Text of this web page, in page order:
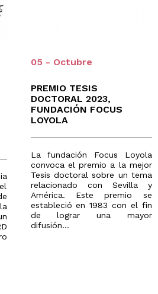
05 - Octubre
PREMIO TESIS
DOCTORAL 2023,
FUNDACIÓN FOCUS
LOYOLA
La fundación Focus Loyola
convoca el premio a la mejor
Tesis doctoral sobre un tema
relacionado con Sevilla y
América. Este premio se
estableció en 1983 con el fin
de lograr una mayor
difusión...